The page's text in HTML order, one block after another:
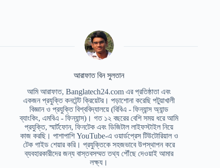
আরাফাত বিন সুলতান
আমি আরাফাত, Banglatech24.com এর প্রতিষ্ঠাতা এবং
একজন প্রযুক্তি কনটেন্ট ক্রিয়েটর। পড়াশোনা করেছি পটুয়াখালী
বিজ্ঞান ও প্রযুক্তি বিশ্ববিদ্যালয়ে (বিবিএ - ফিন্যান্স অ্যান্ড
ব্যাংকিং, এমবিএ - ফিন্যান্স)। গত ১২ বছরের বেশি সময় ধরে আমি
প্রযুক্তি, স্মার্টফোন, ফিনটেক এবং ডিজিটাল লাইফস্টাইল নিয়ে
কাজ করছি। পাশাপাশি YouTube-এ ওয়ার্ডপ্রেস টিউটোরিয়াল ও
টেক গাইড শেয়ার করি। প্রযুক্তিকে সহজভাবে উপস্থাপন করে
ব্যবহারকারীদের জন্য বাস্তবসম্মত তথ্য পৌঁছে দেওয়াই আমার
লক্ষ্য।